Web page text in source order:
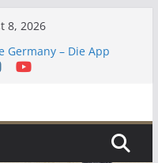
8, 2026
Germany – Die App